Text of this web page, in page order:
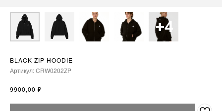
BLACK ZIP HOODIE
Артикул:CRW0202ZP
9900,00 ₽